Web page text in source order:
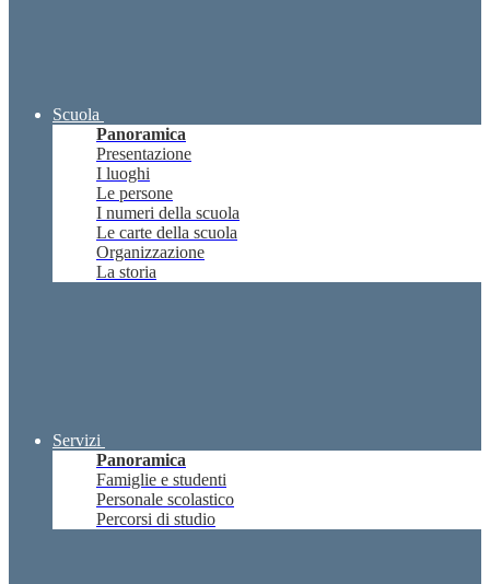
Scuola
Panoramica
Presentazione
I luoghi
Le persone
I numeri della scuola
Le carte della scuola
Organizzazione
La storia
Servizi
Panoramica
Famiglie e studenti
Personale scolastico
Percorsi di studio